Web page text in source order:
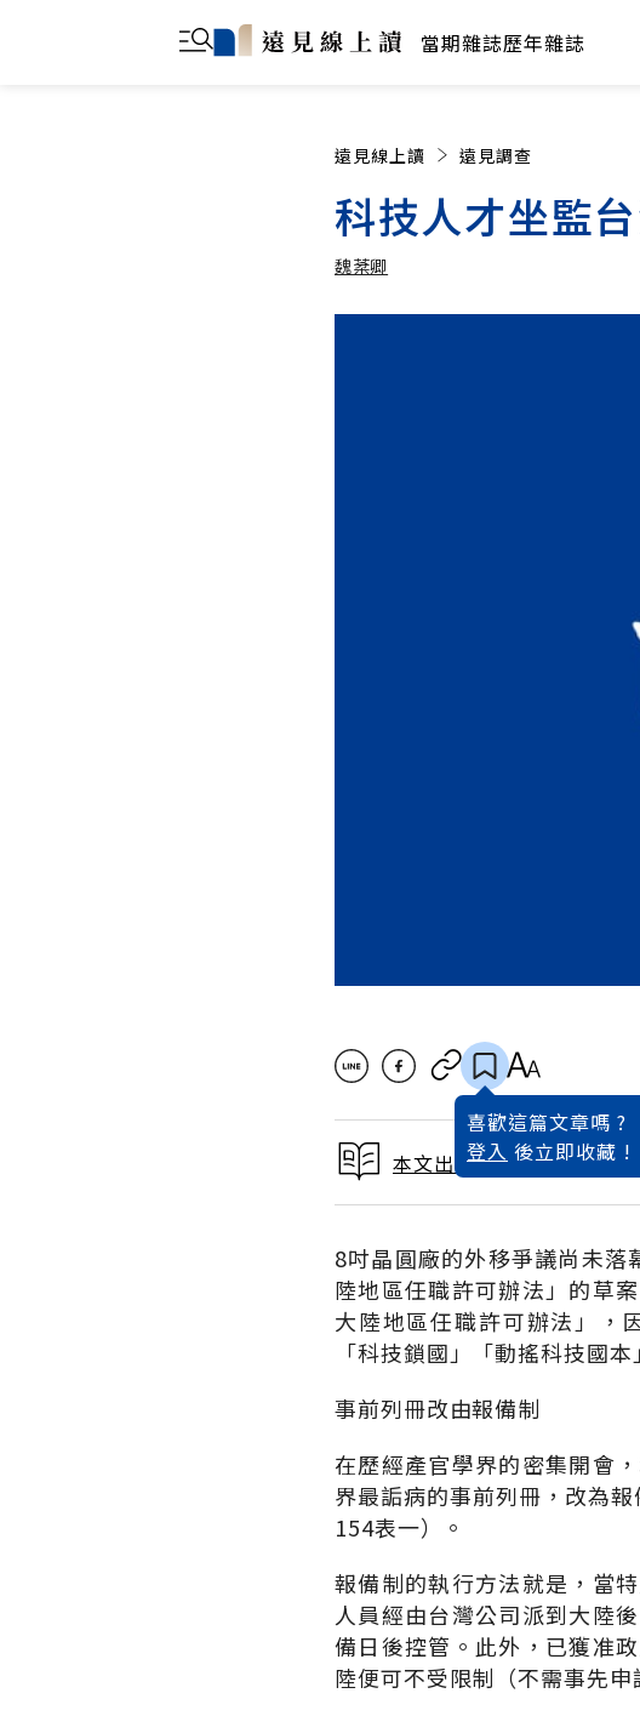
當期雜誌歷年雜誌
遠見線上讀 遠見調查
科技人才坐監
魏棻卿
喜歡這篇文章嗎 ?
登入 後立即收藏 !
本文出自 2002 / 5月號雜
8吋晶圓廠的外移爭議尚未
陸地區任職許可辦法」的草
大陸地區任職許可辦法」，
「科技鎖國」「動搖科技國
事前列冊改由報備制
在歷經產官學界的密集開會
界最詬病的事前列冊，改為
154表一）。
報備制的執行方法就是，當
人員經由台灣公司派到大陸
備日後控管。此外，已獲准
陸便可不受限制（不需事先申